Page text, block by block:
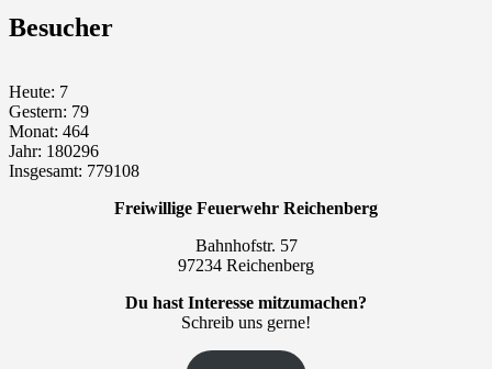
Besucher
Heute: 7
Gestern: 79
Monat: 464
Jahr: 180296
Insgesamt: 779108
Freiwillige Feuerwehr Reichenberg
Bahnhofstr. 57
97234 Reichenberg
Du hast Interesse mitzumachen?
Schreib uns gerne!